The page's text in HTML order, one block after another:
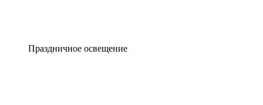
Праздничное освещение